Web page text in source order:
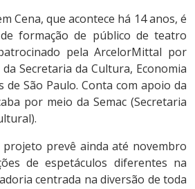
Cena, que acontece há 14 anos, é
formação de público de teatro
pela ArcelorMittal por
Secretaria da Cultura, Economia
de São Paulo. Conta com apoio da
por meio da Semac (Secretaria
prevê ainda até novembro
de espetáculos diferentes na
centrada na diversão de toda